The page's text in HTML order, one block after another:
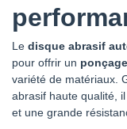
Le disque abrasif
pour offrir un
variété de matériaux.
abrasif haute qualité,
et une grande